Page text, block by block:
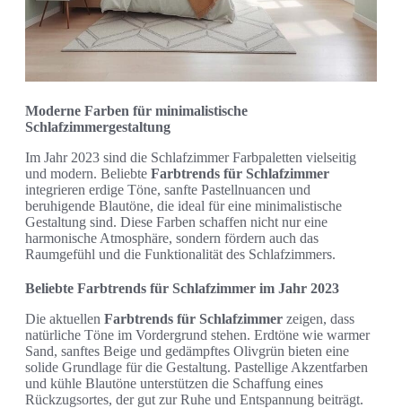
Moderne Farben für minimalistische
Schlafzimmergestaltung
Im Jahr 2023 sind die Schlafzimmer Farbpaletten vielseitig
und modern. Beliebte Farbtrends für Schlafzimmer
integrieren erdige Töne, sanfte Pastellnuancen und
beruhigende Blautöne, die ideal für eine minimalistische
Gestaltung sind. Diese Farben schaffen nicht nur eine
harmonische Atmosphäre, sondern fördern auch das
Raumgefühl und die Funktionalität des Schlafzimmers.
Beliebte Farbtrends für Schlafzimmer im Jahr 2023
Die aktuellen Farbtrends für Schlafzimmer zeigen, dass
natürliche Töne im Vordergrund stehen. Erdtöne wie warmer
Sand, sanftes Beige und gedämpftes Olivgrün bieten eine
solide Grundlage für die Gestaltung. Pastellige Akzentfarben
und kühle Blautöne unterstützen die Schaffung eines
Rückzugsortes, der gut zur Ruhe und Entspannung beiträgt.